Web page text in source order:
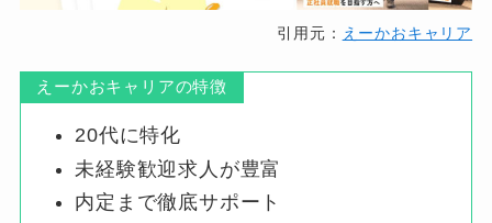
引用元： えーかおキャリア
えーかおキャリアの特徴
20代に特化
未経験歓迎求人が豊富
内定まで徹底サポート